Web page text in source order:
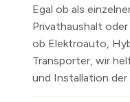
Egal ob als
Privathaushalt
ob Elektroauto,
Transporter, wir
und Installation der